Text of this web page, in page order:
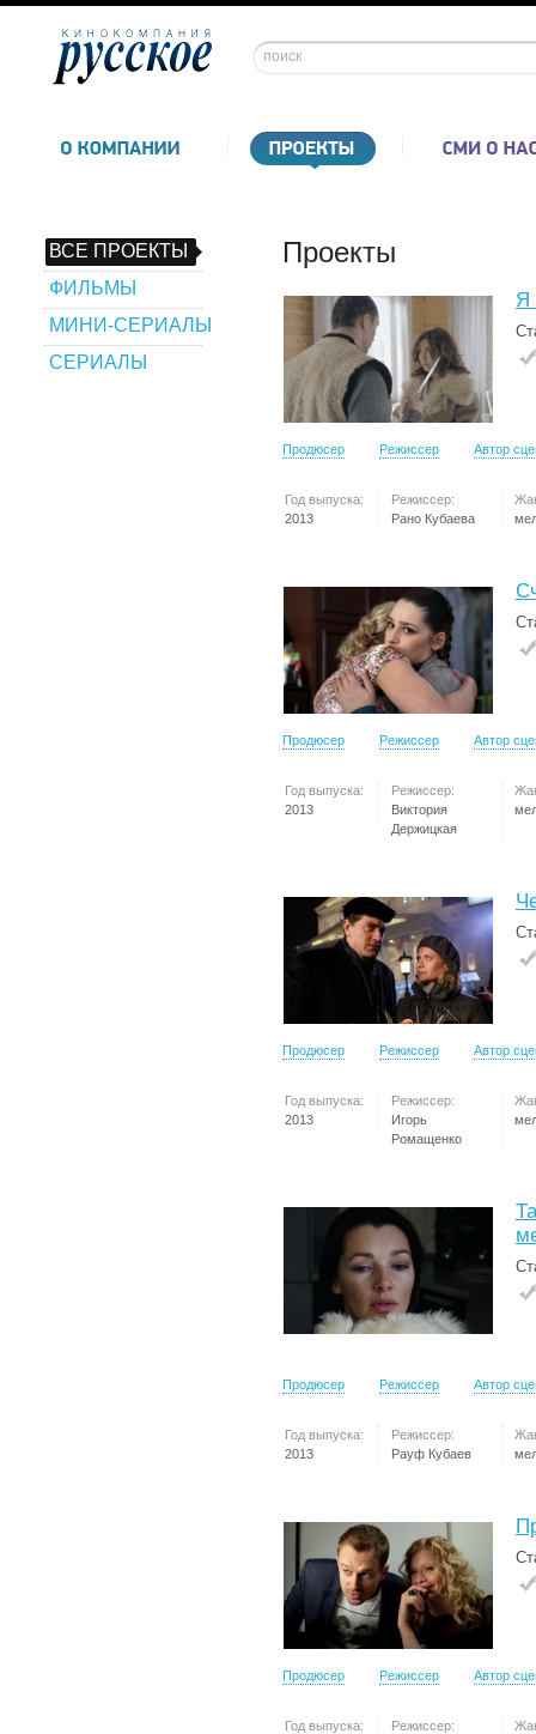
ВСЕ ПРОЕКТЫ
ФИЛЬМЫ
МИНИ-СЕРИАЛЫ
СЕРИАЛЫ
Проекты
Я
Продюсер Режиссер Автор
Год выпуска:
2013
Режиссер:
Рано Кубаева
Продюсер Режиссер Автор
Год выпуска:
2013
Режиссер:
Виктория
Держицкая
Продюсер Режиссер Автор
Год выпуска:
2013
Режиссер:
Игорь
Ромащенко
Продюсер Режиссер Автор
Год выпуска:
2013
Режиссер:
Рауф Кубаев
Продюсер Режиссер Автор
Год выпуска:
Режиссер: